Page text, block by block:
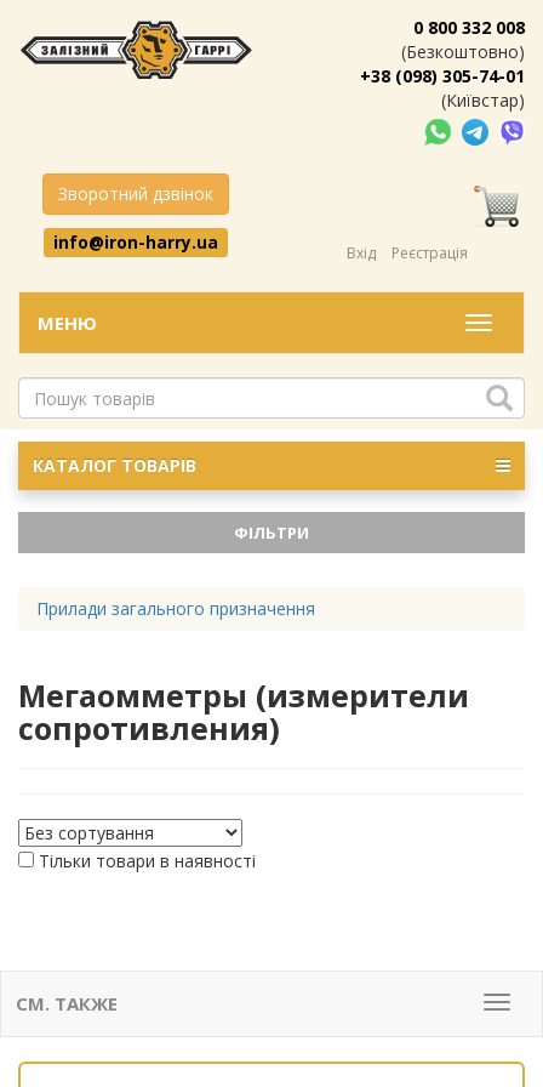
0 800 332 008
(Безкоштовно)
+38 (098) 305-74-01
(Київстар)
Зворотний дзвінок
info@iron-harry.ua
Вхід Реєстрація
Меню
МЕНЮ
КАТАЛОГ ТОВАРІВ
ФІЛЬТРИ
Прилади загального призначення
Мегаомметры (измерители
сопротивления)
Тільки товари в наявності
Меню
СМ. ТАКЖЕ